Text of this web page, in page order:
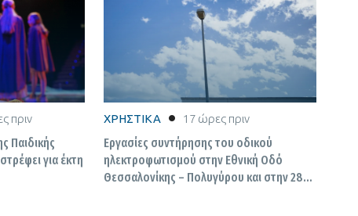
πριν
Παιδικής
για έκτη
ΧΡΗΣΤΙΚΑ 17 ώρες πριν
Εργασίες συντήρησης του οδικού
ηλεκτροφωτισμού στην Εθνική Οδό
Θεσσαλονίκης – Πολυγύρου και στην 28η